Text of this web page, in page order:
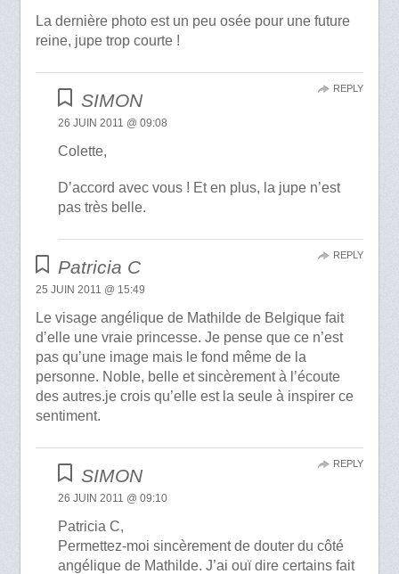
La dernière photo est un peu osée pour une future
reine, jupe trop courte !
SIMON
26 JUIN 2011 @ 09:08
Colette,
D’accord avec vous ! Et en plus, la jupe n’est
pas très belle.
REPLY
Patricia C
25 JUIN 2011 @ 15:49
Le visage angélique de Mathilde de Belgique fait
d’elle une vraie princesse. Je pense que ce n’est
pas qu’une image mais le fond même de la
personne. Noble, belle et sincèrement à l’écoute
des autres.je crois qu’elle est la seule à inspirer ce
sentiment.
REPLY
SIMON
26 JUIN 2011 @ 09:10
Patricia C,
Permettez-moi sincèrement de douter du côté
angélique de Mathilde. J’ai ouï dire certains fait
REPLY